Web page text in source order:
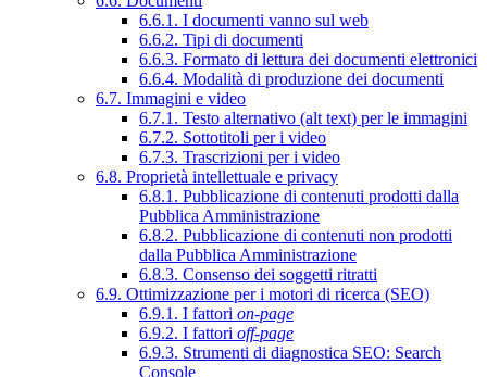
6.6.1. I documenti vanno sul web
6.6.2. Tipi di documenti
6.6.3. Formato di lettura dei documenti elettronici
6.6.4. Modalità di produzione dei documenti
6.7. Immagini e video
6.7.1. Testo alternativo (alt text) per le immagini
6.7.2. Sottotitoli per i video
6.7.3. Trascrizioni per i video
6.8. Proprietà intellettuale e privacy
6.8.1. Pubblicazione di contenuti prodotti dalla
Pubblica Amministrazione
6.8.2. Pubblicazione di contenuti non prodotti
dalla Pubblica Amministrazione
6.8.3. Consenso dei soggetti ritratti
6.9. Ottimizzazione per i motori di ricerca (SEO)
6.9.1. I fattori on-page
6.9.2. I fattori off-page
6.9.3. Strumenti di diagnostica SEO: Search
Console